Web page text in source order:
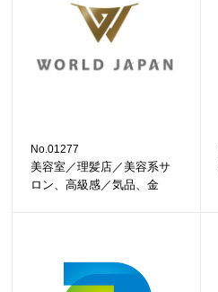
No.01277
美容室／理髪店／美容系サ
ロン、高級感／気品、金